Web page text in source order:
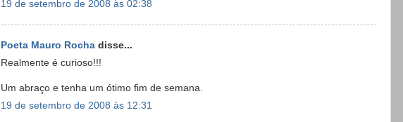
19 de setembro de 2008 às 02:38
Poeta Mauro Rocha disse...
Realmente é curioso!!!
Um abraço e tenha um ótimo fim de semana.
19 de setembro de 2008 às 12:31